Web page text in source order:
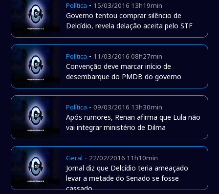
Política - 15/03/2016 13h19min
Governo tentou comprar silêncio de
Delcídio, revela delação aceita pelo STF
Política - 11/03/2016 08h27min
Convenção deve marcar início de
desembarque do PMDB do governo
Política -09/03/2016 13h30min
Após rumores, Renan afirma que Lula não
vai integrar ministério de Dilma
Geral - 22/02/2016 11h10min
Jornal diz que Delcídio teria ameaçado
levar a metade do Senado se fosse
cassado